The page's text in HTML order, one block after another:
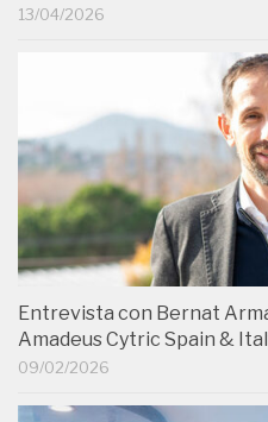
13/04/2026
Entrevista con Bernat
Amadeus Cytric Spain &
09/02/2026